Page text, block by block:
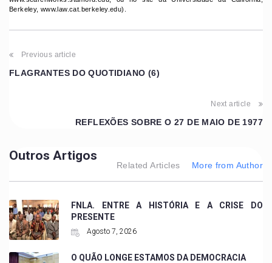
Berkeley, www.law.cat.berkeley.edu).
Previous article
FLAGRANTES DO QUOTIDIANO (6)
Next article
REFLEXÕES SOBRE O 27 DE MAIO DE 1977
Outros Artigos
Related Articles More from Author
FNLA. ENTRE A HISTÓRIA E A CRISE DO
PRESENTE
Agosto 7, 2026
O QUÃO LONGE ESTAMOS DA DEMOCRACIA